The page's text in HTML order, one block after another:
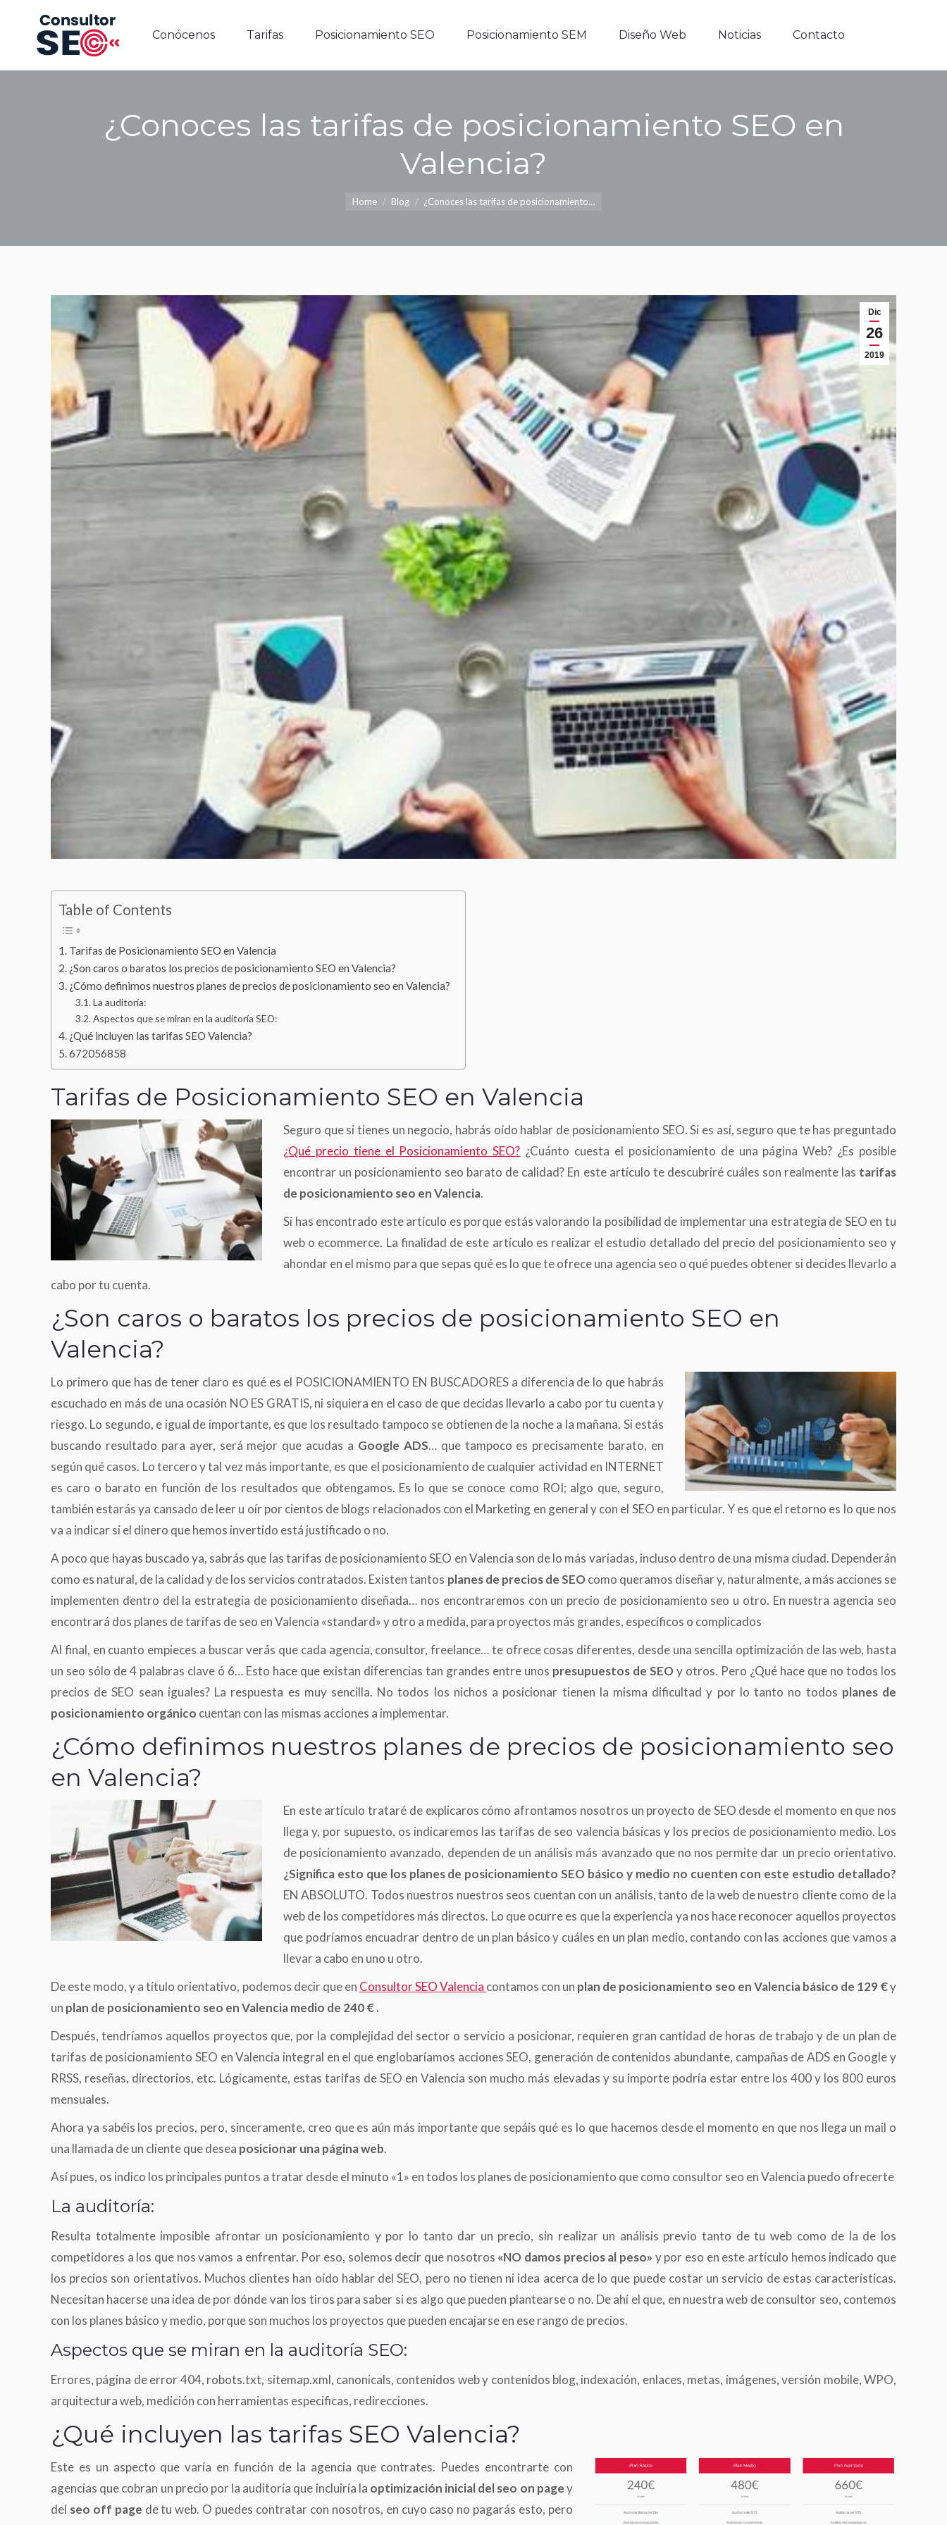
Conócenos Tarifas Posicionamiento SEO Posicionamiento SEM Diseño Web Noticias Contacto
¿Conoces las tarifas de posicionamiento SEO en
Valencia?
Home Blog ¿Conoces las tarifas de posicionamiento…
Dic
26
2019
Table of Contents
Tarifas de Posicionamiento SEO en Valencia
¿Son caros o baratos los precios de posicionamiento SEO en Valencia?
¿Cómo definimos nuestros planes de precios de posicionamiento seo en Valencia?
La auditoría:
Aspectos que se miran en la auditoría SEO:
¿Qué incluyen las tarifas SEO Valencia?
672056858
Tarifas de Posicionamiento SEO en Valencia
Seguro que si tienes un negocio, habrás oído hablar de posicionamiento SEO. Si es así, seguro que te has preguntado
¿Qué precio tiene el Posicionamiento SEO? ¿Cuánto cuesta el posicionamiento de una página Web? ¿Es posible
encontrar un posicionamiento seo barato de calidad? En este artículo te descubriré cuáles son realmente las tarifas
de posicionamiento seo en Valencia.
Si has encontrado este artículo es porque estás valorando la posibilidad de implementar una estrategia de SEO en tu
web o ecommerce. La finalidad de este artículo es realizar el estudio detallado del precio del posicionamiento seo y
ahondar en el mismo para que sepas qué es lo que te ofrece una agencia seo o qué puedes obtener si decides llevarlo a
cabo por tu cuenta.
¿Son caros o baratos los precios de posicionamiento SEO en
Valencia?
Lo primero que has de tener claro es qué es el POSICIONAMIENTO EN BUSCADORES a diferencia de lo que habrás
escuchado en más de una ocasión NO ES GRATIS, ni siquiera en el caso de que decidas llevarlo a cabo por tu cuenta y
riesgo. Lo segundo, e igual de importante, es que los resultado tampoco se obtienen de la noche a la mañana. Si estás
buscando resultado para ayer, será mejor que acudas a Google ADS… que tampoco es precisamente barato, en
según qué casos. Lo tercero y tal vez más importante, es que el posicionamiento de cualquier actividad en INTERNET
es caro o barato en función de los resultados que obtengamos. Es lo que se conoce como ROI; algo que, seguro,
también estarás ya cansado de leer u oír por cientos de blogs relacionados con el Marketing en general y con el SEO en particular. Y es que el retorno es lo que nos
va a indicar si el dinero que hemos invertido está justificado o no.
A poco que hayas buscado ya, sabrás que las tarifas de posicionamiento SEO en Valencia son de lo más variadas, incluso dentro de una misma ciudad. Dependerán
como es natural, de la calidad y de los servicios contratados. Existen tantos planes de precios de SEO como queramos diseñar y, naturalmente, a más acciones se
implementen dentro del la estrategia de posicionamiento diseñada… nos encontraremos con un precio de posicionamiento seo u otro. En nuestra agencia seo
encontrará dos planes de tarifas de seo en Valencia «standard» y otro a medida, para proyectos más grandes, específicos o complicados
Al final, en cuanto empieces a buscar verás que cada agencia, consultor, freelance… te ofrece cosas diferentes, desde una sencilla optimización de las web, hasta
un seo sólo de 4 palabras clave ó 6… Esto hace que existan diferencias tan grandes entre unos presupuestos de SEO y otros. Pero ¿Qué hace que no todos los
precios de SEO sean iguales? La respuesta es muy sencilla. No todos los nichos a posicionar tienen la misma dificultad y por lo tanto no todos planes de
posicionamiento orgánico cuentan con las mismas acciones a implementar.
¿Cómo definimos nuestros planes de precios de posicionamiento seo
en Valencia?
En este artículo trataré de explicaros cómo afrontamos nosotros un proyecto de SEO desde el momento en que nos
llega y, por supuesto, os indicaremos las tarifas de seo valencia básicas y los precios de posicionamiento medio. Los
de posicionamiento avanzado, dependen de un análisis más avanzado que no nos permite dar un precio orientativo.
¿Significa esto que los planes de posicionamiento SEO básico y medio no cuenten con este estudio detallado?
EN ABSOLUTO. Todos nuestros nuestros seos cuentan con un análisis, tanto de la web de nuestro cliente como de la
web de los competidores más directos. Lo que ocurre es que la experiencia ya nos hace reconocer aquellos proyectos
que podríamos encuadrar dentro de un plan básico y cuáles en un plan medio, contando con las acciones que vamos a
llevar a cabo en uno u otro.
De este modo, y a título orientativo, podemos decir que en Consultor SEO Valencia contamos con un plan de posicionamiento seo en Valencia básico de 129 €y
un plan de posicionamiento seo en Valencia medio de 240 € .
Después, tendríamos aquellos proyectos que, por la complejidad del sector o servicio a posicionar, requieren gran cantidad de horas de trabajo y de un plan de
tarifas de posicionamiento SEO en Valencia integral en el que englobaríamos acciones SEO, generación de contenidos abundante, campañas de ADS en Google y
RRSS, reseñas, directorios, etc. Lógicamente, estas tarifas de SEO en Valencia son mucho más elevadas y su importe podría estar entre los 400 y los 800 euros
mensuales.
Ahora ya sabéis los precios, pero, sinceramente, creo que es aún más importante que sepáis qué es lo que hacemos desde el momento en que nos llega un mail o
una llamada de un cliente que desea posicionar una página web.
Así pues, os indico los principales puntos a tratar desde el minuto «1» en todos los planes de posicionamiento que como consultor seo en Valencia puedo ofrecerte
La auditoría:
Resulta totalmente imposible afrontar un posicionamiento y por lo tanto dar un precio, sin realizar un análisis previo tanto de tu web como de la de los
competidores a los que nos vamos a enfrentar. Por eso, solemos decir que nosotros «NO damos precios al peso» y por eso en este artículo hemos indicado que
los precios son orientativos. Muchos clientes han oído hablar del SEO, pero no tienen ni idea acerca de lo que puede costar un servicio de estas características.
Necesitan hacerse una idea de por dónde van los tiros para saber si es algo que pueden plantearse o no. De ahí el que, en nuestra web de consultor seo, contemos
con los planes básico y medio, porque son muchos los proyectos que pueden encajarse en ese rango de precios.
Aspectos que se miran en la auditoría SEO:
Errores, página de error 404, robots.txt, sitemap.xml, canonicals, contenidos web y contenidos blog, indexación, enlaces, metas, imágenes, versión mobile, WPO,
arquitectura web, medición con herramientas especificas, redirecciones.
¿Qué incluyen las tarifas SEO Valencia?
Este es un aspecto que varía en función de la agencia que contrates. Puedes encontrarte con
agencias que cobran un precio por la auditoría que incluiría la optimización inicial del seo on pagey
del seo off page de tu web. O puedes contratar con nosotros, en cuyo caso no pagarás esto, pero